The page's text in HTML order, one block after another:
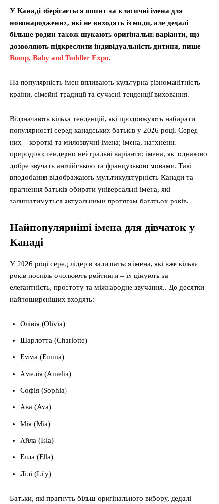
У Канаді зберігається попит на класичні імена для
новонароджених, які не виходять із моди, але дедалі
більше родин також шукають оригінальні варіанти, що
дозволяють підкреслити індивідуальність дитини, пише
Bump, Baby and Toddler Expo.
На популярність імен впливають культурна різноманітність
країни, сімейні традиції та сучасні тенденції виховання.
Відзначають кілька тенденцій, які продовжують набирати
популярності серед канадських батьків у 2026 році. Серед
них – короткі та милозвучні імена; імена, натхненні
природою; гендерно нейтральні варіанти; імена, які однаково
добре звучать англійською та французькою мовами. Такі
вподобання відображають мультикультурність Канади та
прагнення батьків обирати універсальні імена, які
залишатимуться актуальними протягом багатьох років.
Найпопулярніші імена для дівчаток у
Канаді
У 2026 році серед лідерів залишаться імена, які вже кілька
років поспіль очолюють рейтинги – їх цінують за
елегантність, простоту та міжнародне звучання.. До десятки
найпоширеніших входять:
Олівія (Olivia)
Шарлотта (Charlotte)
Емма (Emma)
Амелія (Amelia)
Софія (Sophia)
Ава (Ava)
Мія (Mia)
Айла (Isla)
Елла (Ella)
Лілі (Lily)
Батьки, які прагнуть більш оригінального вибору, дедалі